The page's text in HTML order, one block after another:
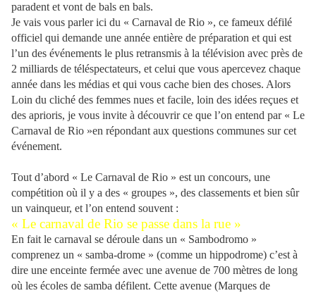
paradent et vont de bals en bals.
Je vais vous parler ici du « Carnaval de Rio », ce fameux défilé
officiel qui demande une année entière de préparation et qui est
l’un des événements le plus retransmis à la télévision avec près de
2 milliards de téléspectateurs, et celui que vous apercevez chaque
année dans les médias et qui vous cache bien des choses. Alors
Loin du cliché des femmes nues et facile, loin des idées reçues et
des aprioris, je vous invite à découvrir ce que l’on entend par « Le
Carnaval de Rio »en répondant aux questions communes sur cet
événement.
Tout d’abord « Le Carnaval de Rio » est un concours, une
compétition où il y a des « groupes », des classements et bien sûr
un vainqueur, et l’on entend souvent :
« Le carnaval de Rio se passe dans la rue »
En fait le carnaval se déroule dans un « Sambodromo »
comprenez un « samba-drome » (comme un hippodrome) c’est à
dire une enceinte fermée avec une avenue de 700 mètres de long
où les écoles de samba défilent. Cette avenue (Marques de